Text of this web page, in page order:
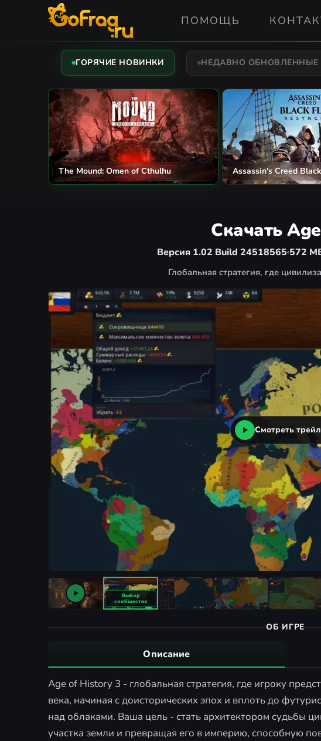
ПОМОЩЬ
ГОРЯЧИЕ НОВИНКИ НЕДАВНО ОБНОВЛЕННЫЕ
The Mound: Omen of Cthulhu Assassin's Creed
Скачать
Версия 1.02 Build 24518565 572
Глобальная стратегия, где
Смотреть
ОБ ИГРЕ
Описание
Age of History 3 - глобальная стратегия, где игроку
века, начиная с доисторических эпох и вплоть до
над облаками. Ваша цель - стать архитектором судьбы
участка земли и превращая его в империю, способную